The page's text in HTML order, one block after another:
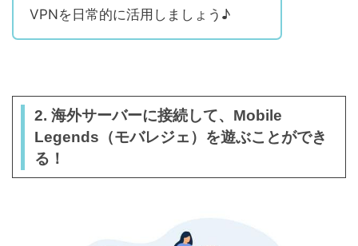
VPNを日常的に活用しましょう♪
2. 海外サーバーに接続して、Mobile
Legends（モバレジェ）を遊ぶことができ
る！